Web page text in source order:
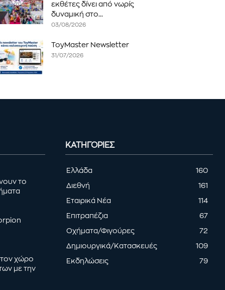
εκθέτες δίνει από νωρίς
δυναμική στο...
03/08/2026
ToyMaster Newsletter
31/07/2026
το
χώρο
με την
ΚΑΤΗΓΟΡΊΕΣ
Ελλάδα 160
Διεθνή 161
Εταιρικά Νέα 114
Επιτραπέζια 67
Οχήματα/Φιγούρες 72
Δημιουργικά/Κατασκευές 109
Εκδηλώσεις 79